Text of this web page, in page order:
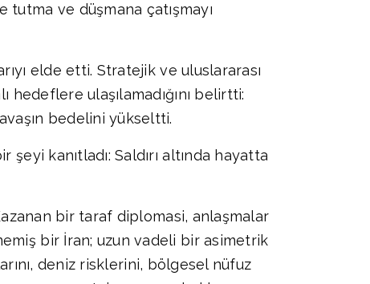
ve düşmana çatışmayı
elde etti. Stratejik ve uluslararası
ulaşılamadığını belirtti:
bedelini yükseltti.
kanıtladı: Saldırı altında hayatta
bir taraf diplomasi, anlaşmalar
bir İran; uzun vadeli bir asimetrik
deniz risklerini, bölgesel nüfuz